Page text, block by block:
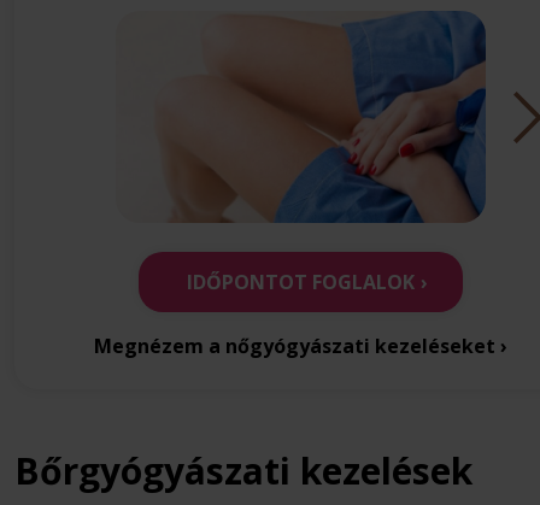
IDŐPONTOT FOGLALOK
Megnézem a nőgyógyászati kezeléseket ›
Bőrgyógyászati kezelések